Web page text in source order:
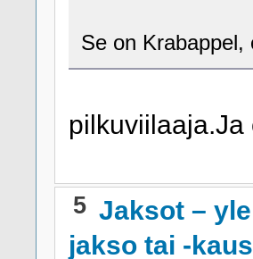
Se on
5 Jaksot –
jakso tai -